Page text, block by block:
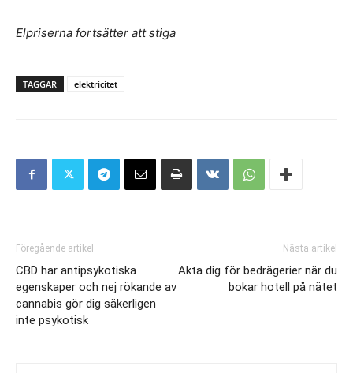
Elpriserna fortsätter att stiga
TAGGAR elektricitet
Föregående artikel
CBD har antipsykotiska
egenskaper och nej rökande av
cannabis gör dig säkerligen
inte psykotisk
Nästa artikel
Akta dig för bedrägerier när du
bokar hotell på nätet